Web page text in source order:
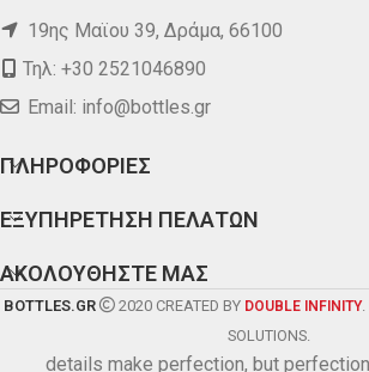
19ης Μαϊου 39, Δράμα, 66100
Τηλ: +30 2521046890
Email: info@bottles.gr
ΠΛΗΡΟΦΟΡΙΕΣ
ΕΞΥΠΗΡΕΤΗΣΗ ΠΕΛΑΤΩΝ
ΑΚΟΛΟΥΘΗΣΤΕ ΜΑΣ
BOTTLES.GR 2020 CREATED BY DOUBLE INFINITY.
SOLUTIONS.
details make perfection, but